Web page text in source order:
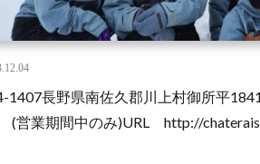
1407長野県南佐久郡川上村御所平
営業期間中のみ)URL http://